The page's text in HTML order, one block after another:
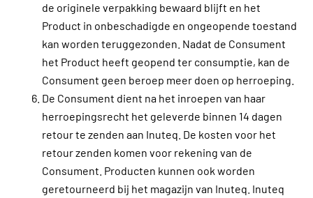
de originele verpakking bewaard blijft en het
Product in onbeschadigde en ongeopende toestand
kan worden teruggezonden. Nadat de Consument
het Product heeft geopend ter consumptie, kan de
Consument geen beroep meer doen op herroeping.
De Consument dient na het inroepen van haar
herroepingsrecht het geleverde binnen 14 dagen
retour te zenden aan Inuteq. De kosten voor het
retour zenden komen voor rekening van de
Consument. Producten kunnen ook worden
geretourneerd bij het magazijn van Inuteq. Inuteq